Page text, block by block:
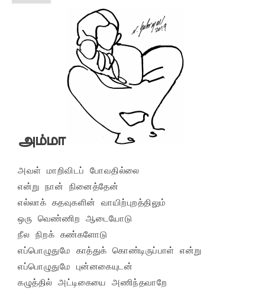
அம்மா
அவள் மாறிவிடப் போவதில்லை
என்று நான் நினைத்தேன்
எல்லாக் கதவுகளின் வாயிற்புறத்திலும்
ஒரு வெண்ணிற ஆடையோடு
நீல நிறக் கண்களோடு
எப்பொழுதுமே காத்துக் கொண்டிருப்பாள் என்று
எப்பொழுதுமே புன்னகையுடன்
கழுத்தில் அட்டிகையை அணிந்தவாறே